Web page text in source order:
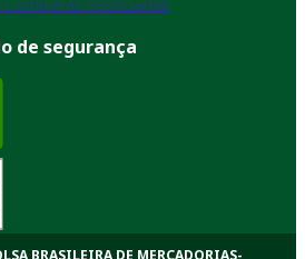
de segurança
BRASILEIRA DE MERCADORIAS-